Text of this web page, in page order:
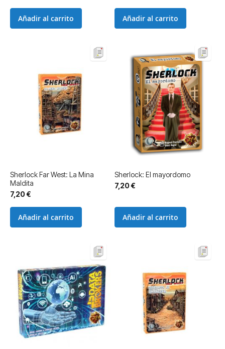
Añadir al carrito Añadir al carrito
Sherlock Far West: La Mina
Maldita
7,20 €
Añadir al carrito
Sherlock: El mayordomo
7,20 €
Añadir al carrito